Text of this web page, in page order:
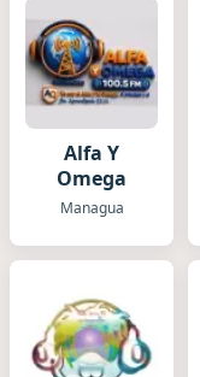
Alfa Y
Omega
Managua